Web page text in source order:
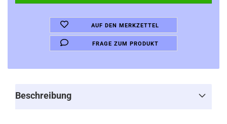
AUF DEN MERKZETTEL
FRAGE ZUM PRODUKT
Beschreibung